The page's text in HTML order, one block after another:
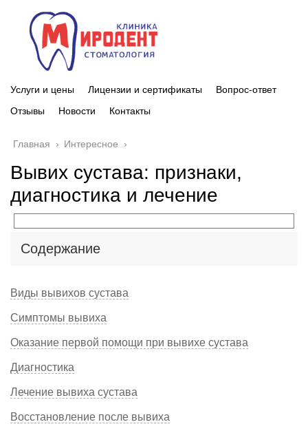
Услуги и цены Лицензии и сертификаты
Вопрос-ответ
Отзывы
Новости Контакты
Главная › Интересное ›
Вывих сустава: признаки,
диагностика и лечение
Содержание
Виды вывихов сустава
Симптомы вывиха
Оказание первой помощи при вывихе сустава
Диагностика
Лечение вывиха сустава
Восстановление после вывиха